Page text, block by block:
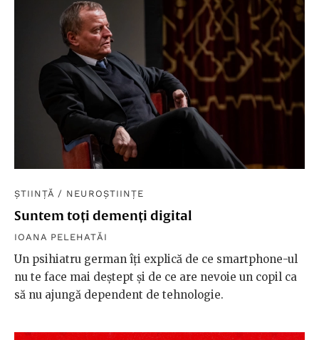
ȘTIINȚĂ / NEUROȘTIINȚE
Suntem toți demenți digital
IOANA PELEHATĂI
Un psihiatru german îți explică de ce smartphone-ul
nu te face mai deștept și de ce are nevoie un copil ca
să nu ajungă dependent de tehnologie.